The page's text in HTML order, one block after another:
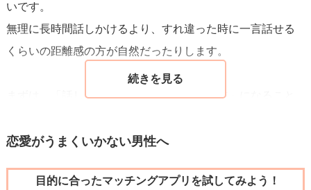
いです。
無理に長時間話しかけるより、すれ違った時に一言話せる
くらいの距離感の方が自然だったりします。
まずは、「話しかけられても嫌じゃない存在」になること
まくいきやすいと思いますよ。
恋愛がうまくいかない男性へ
目的に合ったマッチングアプリを試してみよう！